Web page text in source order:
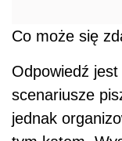
Co może się
Odpowiedź
scenariusze
jednak